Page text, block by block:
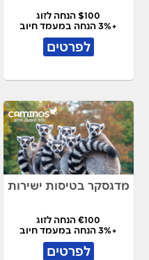
$100 הנחה לזוג
+3% הנחה במעמד חיוב
לפרטים
מדגסקר בטיסות ישירות
€100 הנחה לזוג
+3% הנחה במעמד חיוב
לפרטים